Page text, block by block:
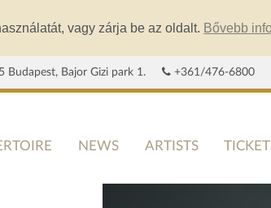
vagy zárja be az oldalt. Bővebb
Budapest, Bajor Gizi park 1. +361/476-6800
NEWS ARTISTS